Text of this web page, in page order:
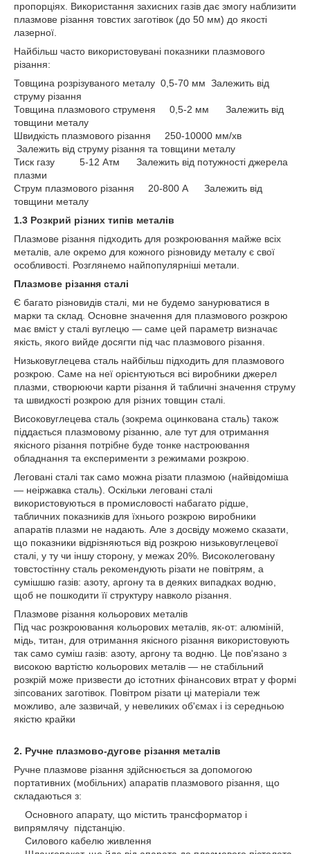
пропорціях. Використання захисних газів дає змогу наблизити
плазмове різання товстих заготівок (до 50 мм) до якості
лазерної.
Найбільш часто використовувані показники плазмового
різання:
Товщина розрізуваного металу 0,5-70 мм Залежить від
струму різання
Товщина плазмового струменя 0,5-2 мм Залежить від
товщини металу
Швидкість плазмового різання 250-10000 мм/хв
Залежить від струму різання та товщини металу
Тиск газу 5-12 Атм Залежить від потужності джерела
плазми
Струм плазмового різання 20-800 A Залежить від
товщини металу
1.3 Розкрий різних типів металів
Плазмове різання підходить для розкроювання майже всіх
металів, але окремо для кожного різновиду металу є свої
особливості. Розглянемо найпопулярніші метали.
Плазмове різання сталі
Є багато різновидів сталі, ми не будемо занурюватися в
марки та склад. Основне значення для плазмового розкрою
має вміст у сталі вуглецю — саме цей параметр визначає
якість, якого вийде досягти під час плазмового різання.
Низьковуглецева сталь найбільш підходить для плазмового
розкрою. Саме на неї орієнтуються всі виробники джерел
плазми, створюючи карти різання й табличні значення струму
та швидкості розкрою для різних товщин сталі.
Високовуглецева сталь (зокрема оцинкована сталь) також
піддається плазмовому різанню, але тут для отримання
якісного різання потрібне буде тонке настроювання
обладнання та експерименти з режимами розкрою.
Леговані сталі так само можна різати плазмою (найвідоміша
— неіржавка сталь). Оскільки леговані сталі
використовуються в промисловості набагато рідше,
табличних показників для їхнього розкрою виробники
апаратів плазми не надають. Але з досвіду можемо сказати,
що показники відрізняються від розкрою низьковуглецевої
сталі, у ту чи іншу сторону, у межах 20%. Високолеговану
товстостінну сталь рекомендують різати не повітрям, а
сумішшю газів: азоту, аргону та в деяких випадках водню,
щоб не пошкодити її структуру навколо різання.
Плазмове різання кольорових металів
Під час розкроювання кольорових металів, як-от: алюміній,
мідь, титан, для отримання якісного різання використовують
так само суміш газів: азоту, аргону та водню. Це пов'язано з
високою вартістю кольорових металів — не стабільний
розкрій може призвести до істотних фінансових втрат у формі
зіпсованих заготівок. Повітром різати ці матеріали теж
можливо, але зазвичай, у невеликих об'ємах і із середньою
якістю крайки
2. Ручне плазмово-дугове різання металів
Ручне плазмове різання здійснюється за допомогою
портативних (мобільних) апаратів плазмового різання, що
складаються з:
Основного апарату, що містить трансформатор і
випрямлячу підстанцію.
Силового кабелю живлення